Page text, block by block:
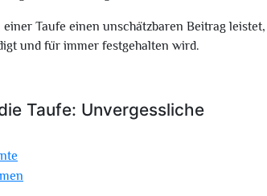
Taufe einen unschätzbaren Beitrag leistet,
und für immer festgehalten wird.
Taufe: Unvergessliche